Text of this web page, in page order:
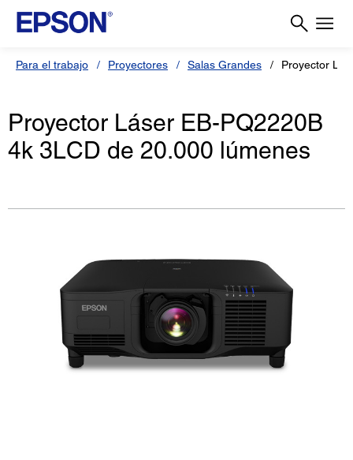
Para el trabajo Proyectores Salas Grandes Proyector
Proyector Láser EB-PQ2220B
4k 3LCD de 20.000 lúmenes